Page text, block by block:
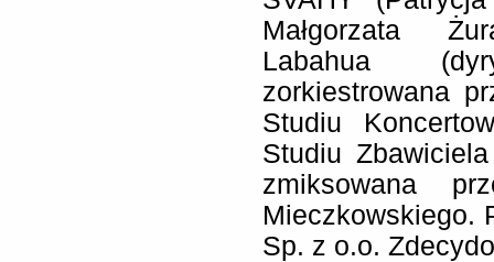
Małgorzata
Labahua
zorkiestrowana
Studiu
Studiu
zmiksowana
Mieczkowskiego.
Sp. z o.o.